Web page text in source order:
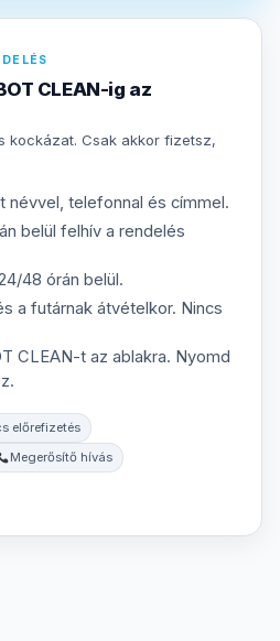
CLEAN-ig az
kockázat. Csak akkor fizetsz,
névvel, telefonnal és címmel.
belül felhív a rendelés
48 órán belül.
a futárnak átvételkor. Nincs
CLEAN-t az ablakra. Nyomd
előrefizetés
Megerősítő hívás